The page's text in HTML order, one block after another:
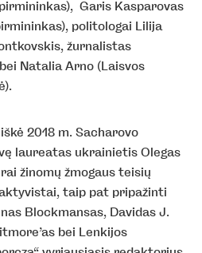
Garis Kasparovas
politologai Lilija
žurnalistas
Natalia Arno (Laisvos
2018 m. Sacharovo
laureatas ukrainietis Olegas
žinomų žmogaus teisių
taip pat pripažinti
Blockmansas, Davidas J.
bei Lenkijos